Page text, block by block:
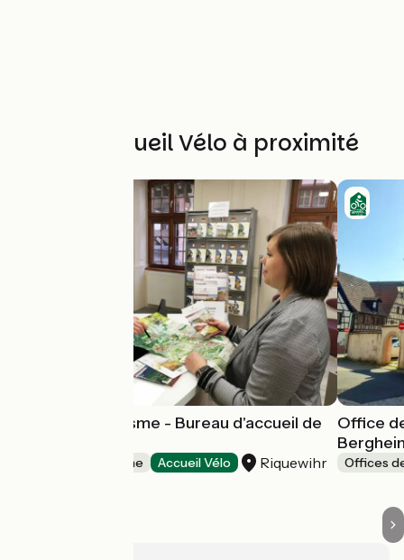
Autres Accueil Vélo à proximité
Office de Tourisme - Bureau d'accueil de
Offices de Tourisme Accueil Vélo Riquewihr
Office
Offices